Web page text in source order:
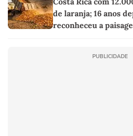
de laranja; 16 anos
reconheceu a
PUBLICIDADE